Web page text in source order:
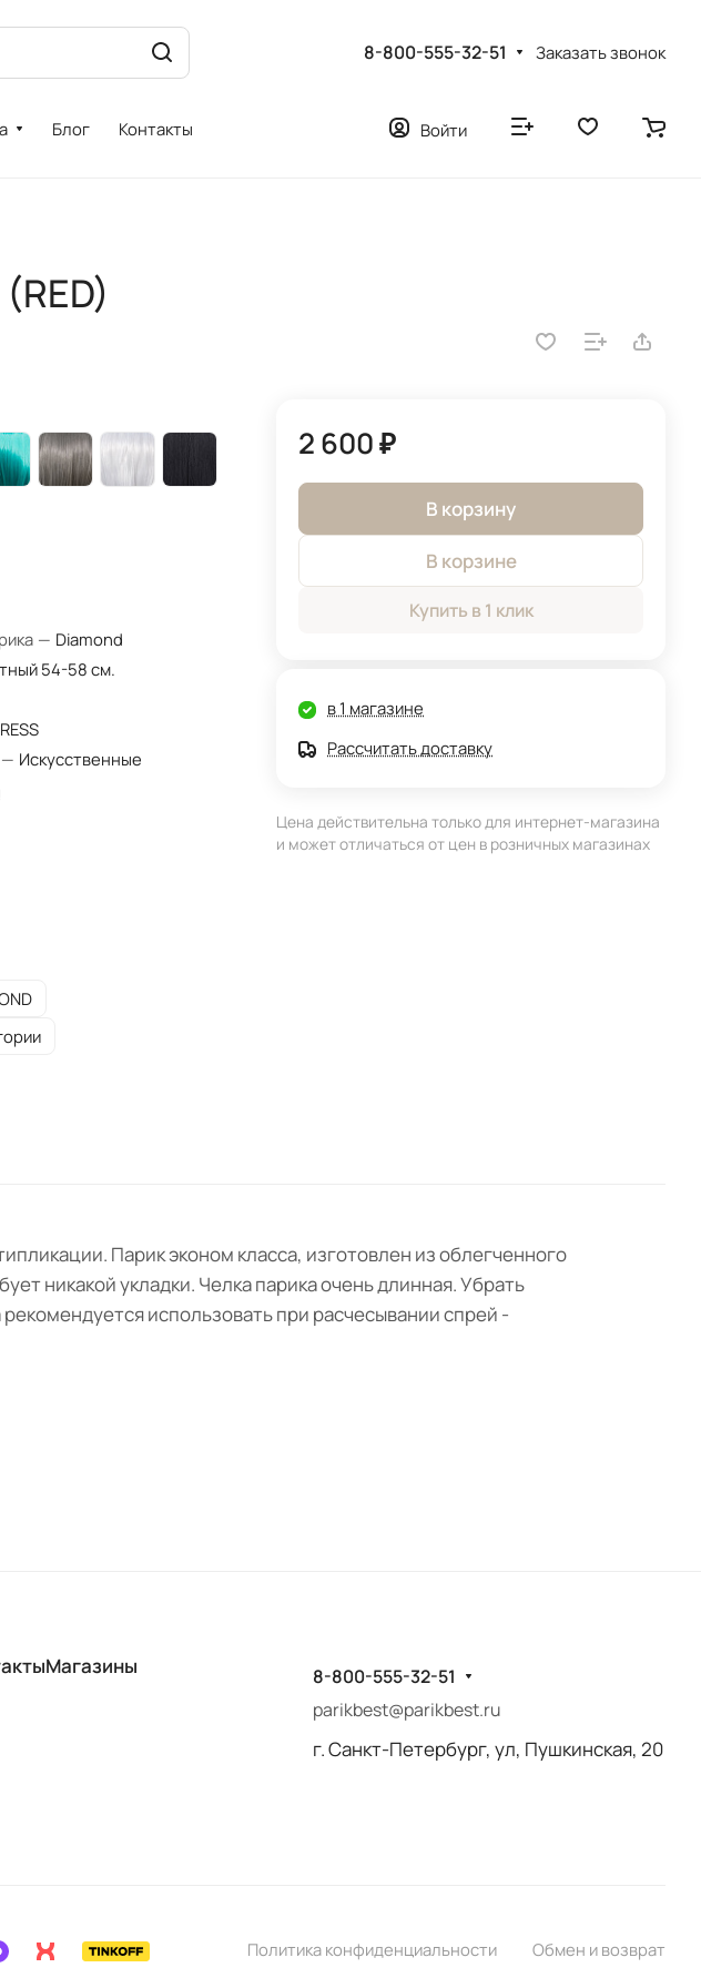
8-800-555-32-51 Заказать звонок
Блог Контакты Войти
— Diamond
54-58 см.
— Искусственные
2 600 ₽
В корзину
В корзине
Купить в 1 клик
в 1 магазине
Рассчитать доставку
Цена действительна только для интернет-магазина
и может отличаться от цен в розничных магазинах
Парик эконом класса, изготовлен из облегченного
никакой укладки. Челка парика очень длинная. Убрать
использовать при расчесывании спрей -
Магазины
8-800-555-32-51
parikbest@parikbest.ru
г. Санкт-Петербург, ул, Пушкинская, 20
Политика конфиденциальности Обмен и возврат